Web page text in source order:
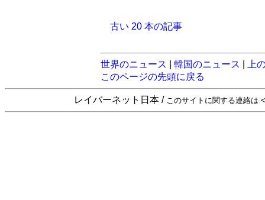
古い 20 本の記事
世界のニュース 韓国のニュース
上
このページの先頭に戻る
レイバーネット日本 / このサイトに関する連絡は